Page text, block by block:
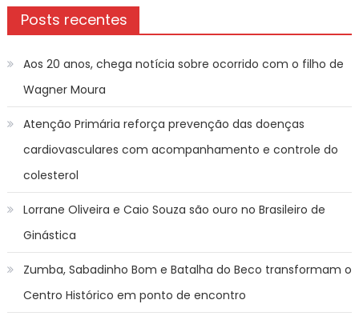
Posts recentes
Aos 20 anos, chega notícia sobre ocorrido com o filho de
Wagner Moura
Atenção Primária reforça prevenção das doenças
cardiovasculares com acompanhamento e controle do
colesterol
Lorrane Oliveira e Caio Souza são ouro no Brasileiro de
Ginástica
Zumba, Sabadinho Bom e Batalha do Beco transformam o
Centro Histórico em ponto de encontro